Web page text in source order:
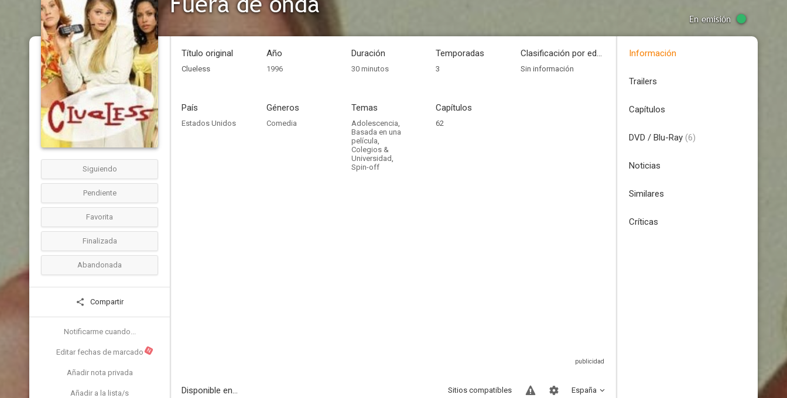
En emisión
Siguiendo
Pendiente
Favorita
Finalizada
Abandonada
Compartir
Notificarme cuando...
Editar fechas de marcado N
Añadir nota privada
Añadir a la lista/s
Título original
Clueless
Año
1996
Duración
30 minutos
Temporadas
3
Clasificación por edades
Sin información
País
Estados Unidos
Géneros
Comedia
Temas
Adolescencia,
Basada en una
película,
Colegios &
Universidad,
Spin-off
Capítulos
62
Disponible en... España
Sitios compatibles
Información
Trailers
Capítulos
DVD / Blu-Ray (6)
Noticias
Similares
Críticas